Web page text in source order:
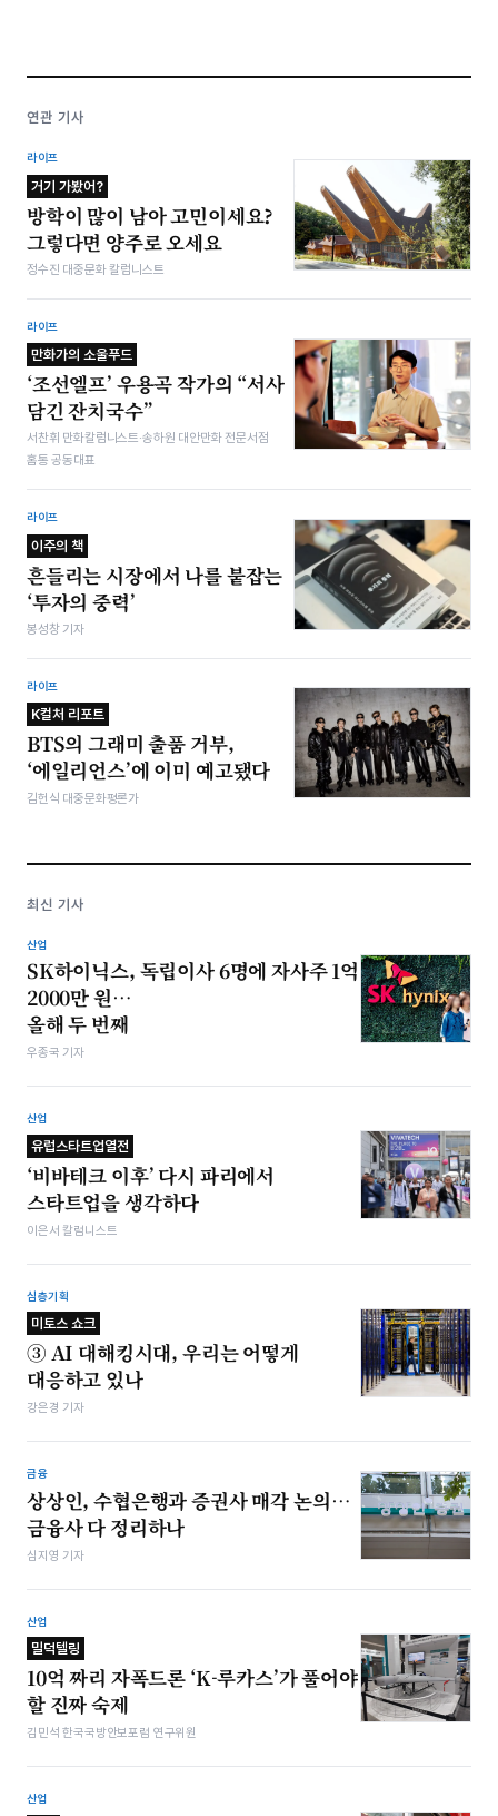
연관 기사
라이프
거기 가봤어?
방학이 많이 남아 고민이세요?
그렇다면 양주로 오세요
정수진 대중문화 칼럼니스트
라이프
만화가의 소울푸드
‘조선엘프’ 우용곡 작가의 “서사
담긴 잔치국수”
서찬휘 만화칼럼니스트·송하원 대안만화 전문서점
홈통 공동대표
라이프
이주의 책
흔들리는 시장에서 나를 붙잡는
‘투자의 중력’
봉성창 기자
라이프
K컬처 리포트
BTS의 그래미 출품 거부,
‘에일리언스’에 이미 예고됐다
김헌식 대중문화평론가
최신 기사
산업
SK하이닉스, 독립이사 6명에 자사주 1억
2000만 원…
올해 두 번째
우종국 기자
산업
유럽스타트업열전
‘비바테크 이후’ 다시 파리에서
스타트업을 생각하다
이은서 칼럼니스트
심층기획
미토스 쇼크
③ AI 대해킹시대, 우리는 어떻게
대응하고 있나
강은경 기자
금융
상상인, 수협은행과 증권사 매각 논의…
금융사 다 정리하나
심지영 기자
산업
밀덕텔링
10억 짜리 자폭드론 ‘K-루카스’가 풀어야
할 진짜 숙제
김민석 한국국방안보포럼 연구위원
산업